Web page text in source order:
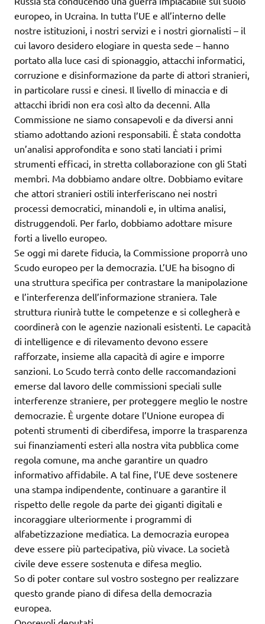
europeo, in Ucraina. In tutta l’UE e all’interno delle
nostre istituzioni, i nostri servizi e i nostri giornalisti – il
cui lavoro desidero elogiare in questa sede – hanno
portato alla luce casi di spionaggio, attacchi informatici,
corruzione e disinformazione da parte di attori stranieri,
in particolare russi e cinesi. Il livello di minaccia e di
attacchi ibridi non era così alto da decenni. Alla
Commissione ne siamo consapevoli e da diversi anni
stiamo adottando azioni responsabili. È stata condotta
un’analisi approfondita e sono stati lanciati i primi
strumenti efficaci, in stretta collaborazione con gli Stati
membri. Ma dobbiamo andare oltre. Dobbiamo evitare
che attori stranieri ostili interferiscano nei nostri
processi democratici, minandoli e, in ultima analisi,
distruggendoli. Per farlo, dobbiamo adottare misure
forti a livello europeo.
Se oggi mi darete fiducia, la Commissione proporrà uno
Scudo europeo per la democrazia. L’UE ha bisogno di
una struttura specifica per contrastare la manipolazione
e l’interferenza dell’informazione straniera. Tale
struttura riunirà tutte le competenze e si collegherà e
coordinerà con le agenzie nazionali esistenti. Le capacità
di intelligence e di rilevamento devono essere
rafforzate, insieme alla capacità di agire e imporre
sanzioni. Lo Scudo terrà conto delle raccomandazioni
emerse dal lavoro delle commissioni speciali sulle
interferenze straniere, per proteggere meglio le nostre
democrazie. È urgente dotare l’Unione europea di
potenti strumenti di ciberdifesa, imporre la trasparenza
sui finanziamenti esteri alla nostra vita pubblica come
regola comune, ma anche garantire un quadro
informativo affidabile. A tal fine, l’UE deve sostenere
una stampa indipendente, continuare a garantire il
rispetto delle regole da parte dei giganti digitali e
incoraggiare ulteriormente i programmi di
alfabetizzazione mediatica. La democrazia europea
deve essere più partecipativa, più vivace. La società
civile deve essere sostenuta e difesa meglio.
So di poter contare sul vostro sostegno per realizzare
questo grande piano di difesa della democrazia
europea.